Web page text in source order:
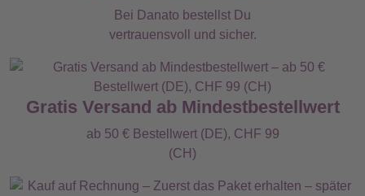
Bei Danato bestellst Du
vertrauensvoll und sicher.
Gratis Versand ab Mindestbestellwert
ab 50 € Bestellwert (DE), CHF 99
(CH)